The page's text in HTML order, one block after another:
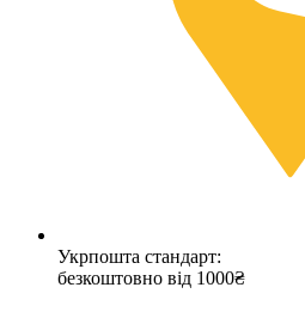
Укрпошта стандарт:
безкоштовно від 1000₴